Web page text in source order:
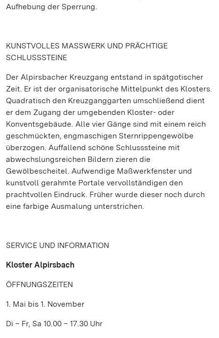
Aufhebung der Sperrung.
KUNSTVOLLES MASSWERK UND PRÄCHTIGE
SCHLUSSSTEINE
Der Alpirsbacher Kreuzgang entstand in spätgotischer
Zeit. Er ist der organisatorische Mittelpunkt des Klosters.
Quadratisch den Kreuzganggarten umschließend dient
er dem Zugang der umgebenden Kloster- oder
Konventsgebäude. Alle vier Gänge sind mit einem reich
geschmückten, engmaschigen Sternrippengewölbe
überzogen. Auffallend schöne Schlusssteine mit
abwechslungsreichen Bildern zieren die
Gewölbescheitel. Aufwendige Maßwerkfenster und
kunstvoll gerahmte Portale vervollständigen den
prachtvollen Eindruck. Früher wurde dieser noch durch
eine farbige Ausmalung unterstrichen.
SERVICE UND INFORMATION
Kloster Alpirsbach
ÖFFNUNGSZEITEN
1. Mai bis 1. November
Di – Fr, Sa 10.00 – 17.30 Uhr